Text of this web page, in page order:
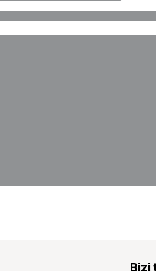
Bizi